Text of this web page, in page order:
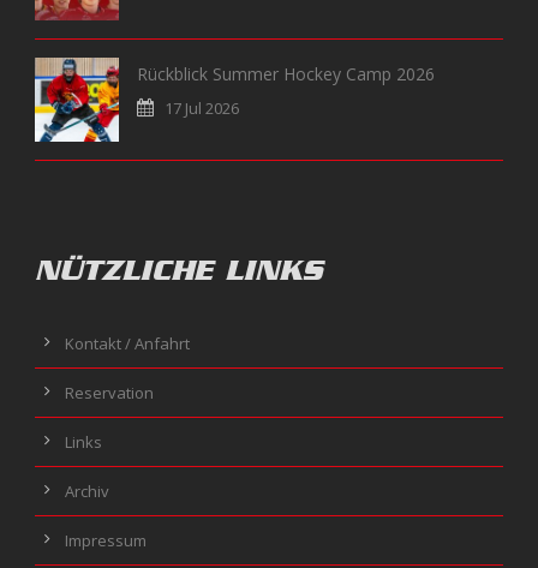
Rückblick Summer Hockey Camp 2026
17 Jul 2026
NÜTZLICHE LINKS
Kontakt / Anfahrt
Reservation
Links
Archiv
Impressum